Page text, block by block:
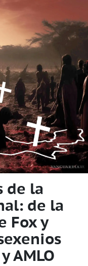
de la
de la
Fox y
AMLO